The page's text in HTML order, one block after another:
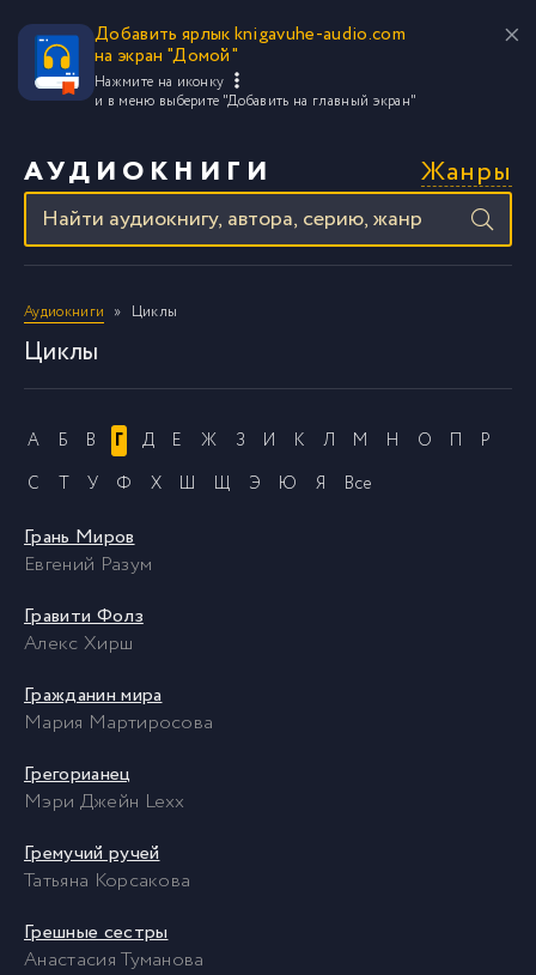
Добавить ярлык knigavuhe-audio.com
на экран "Домой"
Нажмите на иконку
и в меню выберите "Добавить на главный экран"
АУДИОКНИГИ Жанры
Аудиокниги Циклы
Циклы
А Б В Г Д Е Ж З И К Л М Н О П
Р
С
Т У Ф Х Ш Щ Э Ю Я Все
Грань Миров
Евгений Разум
Гравити Фолз
Алекс Хирш
Гражданин мира
Мария Мартиросова
Грегорианец
Мэри Джейн Lexx
Гремучий ручей
Татьяна Корсакова
Грешные сестры
Анастасия Туманова